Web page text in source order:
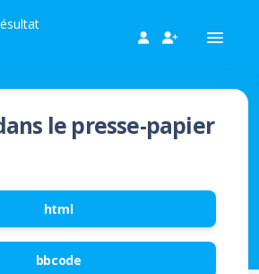
le presse-papier
html
bbcode